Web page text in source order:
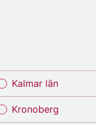
Kalmar län
Kronoberg